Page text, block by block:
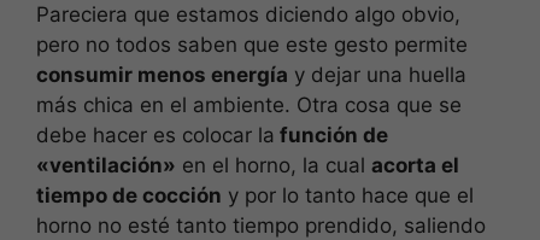
Pareciera que estamos diciendo algo obvio,
pero no todos saben que este gesto permite
consumir menos energía y dejar una huella
más chica en el ambiente. Otra cosa que se
debe hacer es colocar la función de
«ventilación» en el horno, la cual acorta el
tiempo de cocción y por lo tanto hace que el
horno no esté tanto tiempo prendido, saliendo